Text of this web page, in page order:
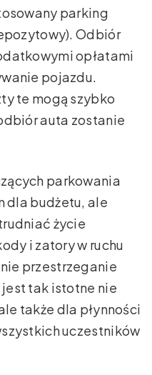
parking
Odbiór
opłatami
pojazdu.
te mogą szybko
auta zostanie
parkowania
dla budżetu, ale
życie
i zatory w ruchu
przestrzeganie
tak istotne nie
także dla płynności
uczestników